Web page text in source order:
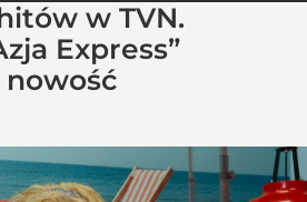
w TVN.
Express”
nowość